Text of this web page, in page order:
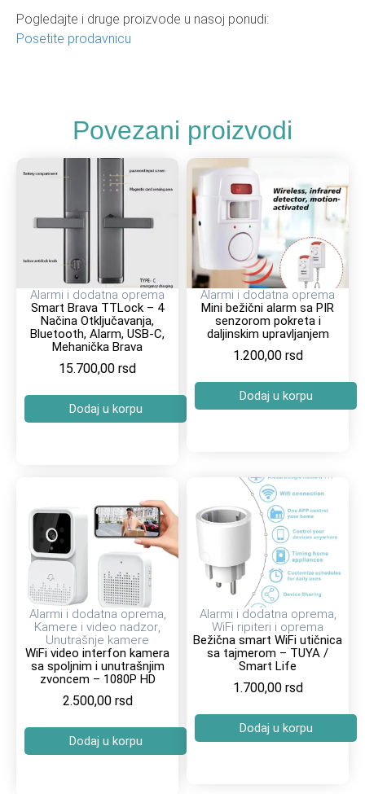
Pogledajte i druge proizvode u nasoj ponudi:
Posetite prodavnicu
Povezani proizvodi
Alarmi i dodatna oprema
Smart Brava TTLock – 4
Načina Otključavanja,
Bluetooth, Alarm, USB-C,
Mehanička Brava
15.700,00 rsd
Dodaj u korpu
Alarmi i dodatna oprema
Mini bežični alarm sa PIR
senzorom pokreta i
daljinskim upravljanjem
1.200,00 rsd
Dodaj u korpu
Alarmi i dodatna oprema,
Kamere i video nadzor,
Unutrašnje kamere
WiFi video interfon kamera
sa spoljnim i unutrašnjim
zvoncem – 1080P HD
2.500,00 rsd
Dodaj u korpu
Alarmi i dodatna oprema,
WiFi ripiteri i oprema
Bežična smart WiFi utičnica
sa tajmerom – TUYA /
Smart Life
1.700,00 rsd
Dodaj u korpu